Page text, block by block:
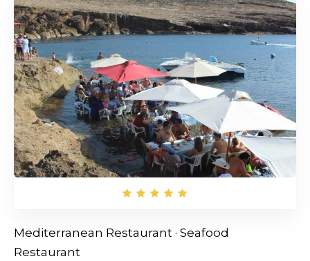
Rechercher
Mediterranean Restaurant · Seafood
Restaurant